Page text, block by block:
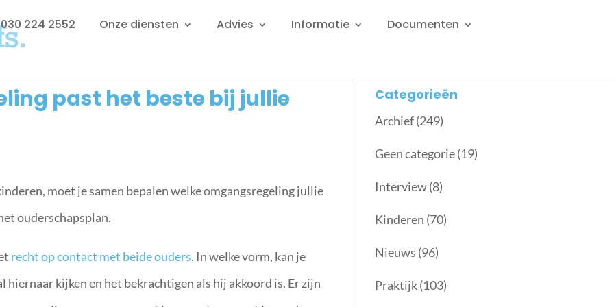
224 2552 Onze diensten Advies Informatie Documenten
past het beste bij jullie
moet je samen bepalen welke omgangsregeling jullie
ouderschapsplan.
recht op contact met beide ouders. In welke vorm, kan je
hiernaar kijken en het bekrachtigen als hij akkoord is. Er zijn
Categorieën
Archief(249)
Geen categorie(19)
Interview(8)
Kinderen (70)
Nieuws (96)
Praktijk(103)